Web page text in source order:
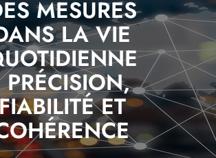
MESURES
LA VIE
ET